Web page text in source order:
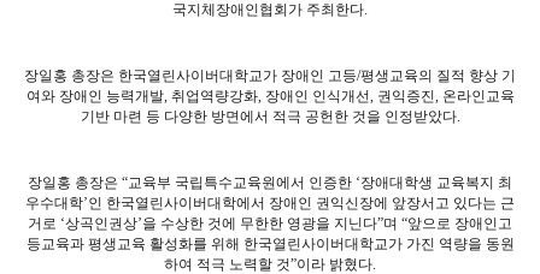
국지체장애인협회가 주최한다.
장일홍 총장은 한국열린사이버대학교가 장애인 고등/평생교육의 질적 향상 기
여와 장애인 능력개발, 취업역량강화, 장애인 인식개선, 권익증진, 온라인교육
기반 마련 등 다양한 방면에서 적극 공헌한 것을 인정받았다.
장일홍 총장은 “교육부 국립특수교육원에서 인증한 ‘장애대학생 교육복지 최
우수대학’인 한국열린사이버대학에서 장애인 권익신장에 앞장서고 있다는 근
거로 ‘상곡인권상’을 수상한 것에 무한한 영광을 지닌다”며 “앞으로 장애인고
등교육과 평생교육 활성화를 위해 한국열린사이버대학교가 가진 역량을 동원
하여 적극 노력할 것”이라 밝혔다.